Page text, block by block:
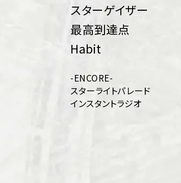
スターゲイザー
最高到達点
Habit
-ENCORE-
スターライトパレード
インスタントラジオ